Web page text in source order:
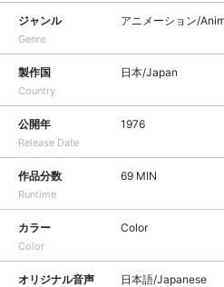
ジャンル
Genre
アニメーション/
製作国
Country
日本/Japan
公開年
Release Date
1976
作品分数
Runtime
69 MIN
カラー
Color
Color
オリジナル音声 日本語/Japanese